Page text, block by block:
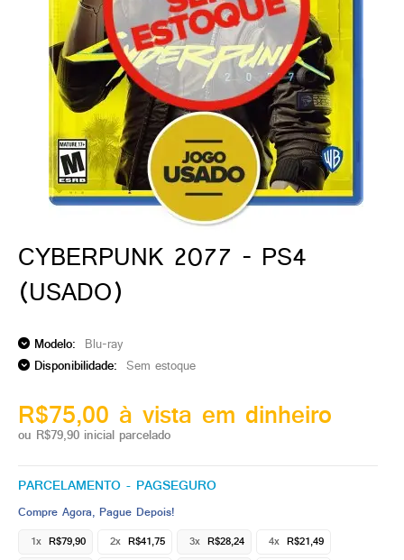
CYBERPUNK 2077 - PS4
(USADO)
Modelo: Blu-ray
Disponibilidade: Sem estoque
R$75,00 à vista em dinheiro
ou R$79,90 inicial parcelado
PARCELAMENTO - PAGSEGURO
Compre Agora, Pague Depois!
1x R$79,90 2x R$41,75 3x R$28,24 4x R$21,49